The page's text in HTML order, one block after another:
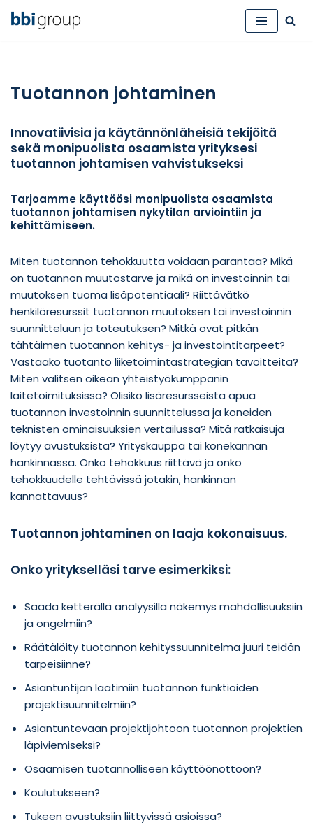
Tuotannon johtaminen
Innovatiivisia ja käytännönläheisiä tekijöitä
sekä monipuolista osaamista yrityksesi
tuotannon johtamisen vahvistukseksi
Tarjoamme käyttöösi monipuolista osaamista
tuotannon johtamisen nykytilan arviointiin ja
kehittämiseen.
Miten tuotannon tehokkuutta voidaan parantaa? Mikä
on tuotannon muutostarve ja mikä on investoinnin tai
muutoksen tuoma lisäpotentiaali? Riittävätkö
henkilöresurssit tuotannon muutoksen tai investoinnin
suunnitteluun ja toteutuksen? Mitkä ovat pitkän
tähtäimen tuotannon kehitys- ja investointitarpeet?
Vastaako tuotanto liiketoimintastrategian tavoitteita?
Miten valitsen oikean yhteistyökumppanin
laitetoimituksissa? Olisiko lisäresursseista apua
tuotannon investoinnin suunnittelussa ja koneiden
teknisten ominaisuuksien vertailussa? Mitä ratkaisuja
löytyy avustuksista? Yrityskauppa tai konekannan
hankinnassa. Onko tehokkuus riittävä ja onko
tehokkuudelle tehtävissä jotakin, hankinnan
kannattavuus?
Tuotannon johtaminen on laaja kokonaisuus.
Onko yritykselläsi tarve esimerkiksi:
Saada ketterällä analyysilla näkemys mahdollisuuksiin
ja ongelmiin?
Räätälöity tuotannon kehityssuunnitelma juuri teidän
tarpeisiinne?
Asiantuntijan laatimiin tuotannon funktioiden
projektisuunnitelmiin?
Asiantuntevaan projektijohtoon tuotannon projektien
läpiviemiseksi?
Osaamisen tuotannolliseen käyttöönottoon?
Koulutukseen?
Tukeen avustuksiin liittyvissä asioissa?